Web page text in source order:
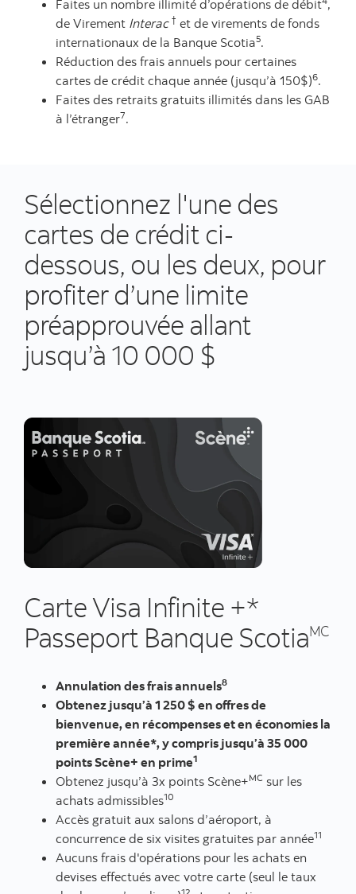
Faites un nombre illimité d’opérations de débit ,
de Virement Interac † et de virements de fonds
internationaux de la Banque Scotia5.
Réduction des frais annuels pour certaines
cartes de crédit chaque année (jusqu’à 150$)6.
Faites des retraits gratuits illimités dans les GAB
à l’étranger7.
Sélectionnez l'une des
cartes de crédit ci-
dessous, ou les deux, pour
profiter d’une limite
préapprouvée allant
jusqu’à 10 000 $
Carte Visa Infinite +*
Passeport Banque ScotiaMC
Annulation des frais annuels8
Obtenez jusqu’à 1 250 $ en offres de
bienvenue, en récompenses et en économies la
première année*, y compris jusqu’à 35 000
points Scène+ en prime1
Obtenez jusqu’à 3x points Scène+MC sur les
achats admissibles10
Accès gratuit aux salons d’aéroport, à
concurrence de six visites gratuites par année11
Aucuns frais d'opérations pour les achats en
devises effectués avec votre carte (seul le taux